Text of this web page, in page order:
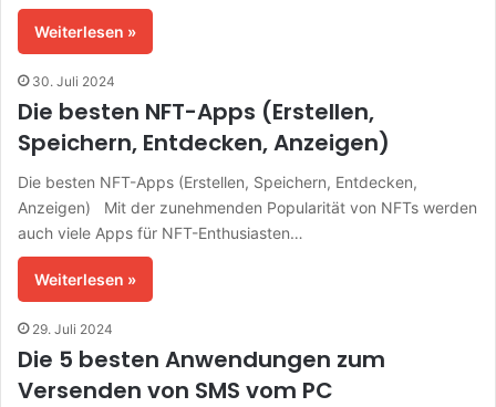
Weiterlesen »
30. Juli 2024
Die besten NFT-Apps (Erstellen,
Speichern, Entdecken, Anzeigen)
Die besten NFT-Apps (Erstellen, Speichern, Entdecken,
Anzeigen) Mit der zunehmenden Popularität von NFTs werden
auch viele Apps für NFT-Enthusiasten…
Weiterlesen »
29. Juli 2024
Die 5 besten Anwendungen zum
Versenden von SMS vom PC